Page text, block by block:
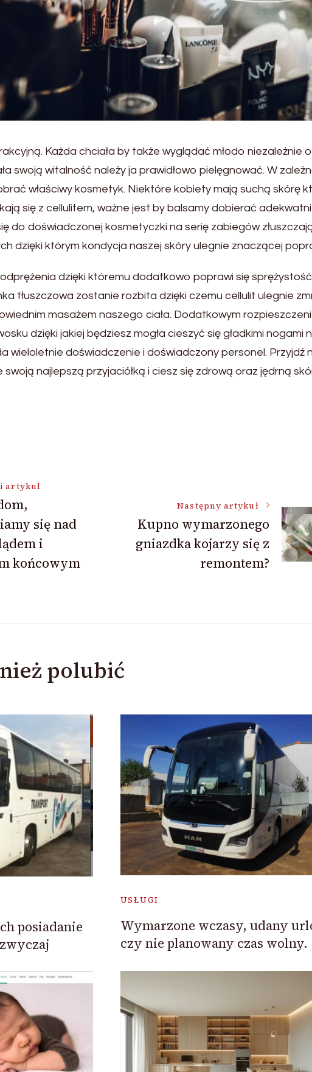
Każda chciała by także wyglądać młodo niezależnie
swoją witalność należy ja prawidłowo pielęgnować. W
właściwy kosmetyk. Niektóre kobiety mają suchą skórę
się z cellulitem, ważne jest by balsamy dobierać
do doświadczonej kosmetyczki na serię zabiegów
dzięki którym kondycja naszej skóry ulegnie znaczącej
dzięki któremu dodatkowo poprawi się sprężystość
tłuszczowa zostanie rozbita dzięki czemu cellulit ulegnie
masażem naszego ciała. Dodatkowym
dzięki jakiej będziesz mogła cieszyć się gładkimi nogami
wieloletnie doświadczenie i doświadczony personel. Przyjdź
najlepszą przyjaciółką i ciesz się zdrową oraz jędrną
artykuł
się nad
i
końcowym
Następny artykuł
Kupno wymarzonego
gniazdka kojarzy się z
remontem?
polubić
posiadanie
USŁUGI
Wymarzone wczasy, udany
czy nie planowany czas wolny.